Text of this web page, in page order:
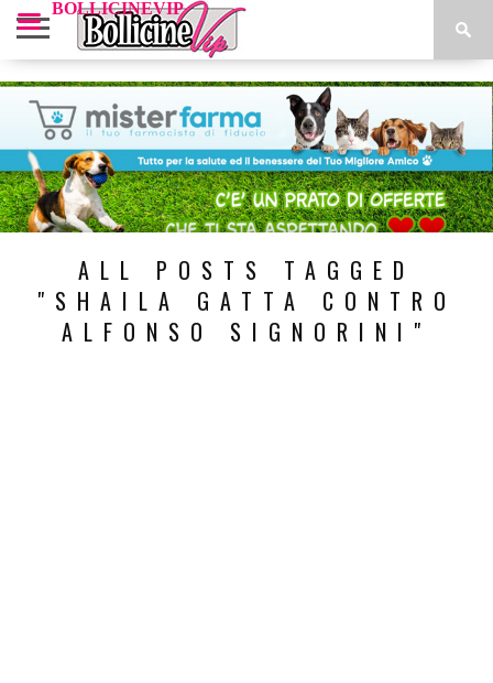
NEWS
VIP
VIP
VIP
VIP
VIP
PARTNER
ALL POSTS TAGGED
"SHAILA GATTA CONTRO
ALFONSO SIGNORINI"
BOLLICINEVIP